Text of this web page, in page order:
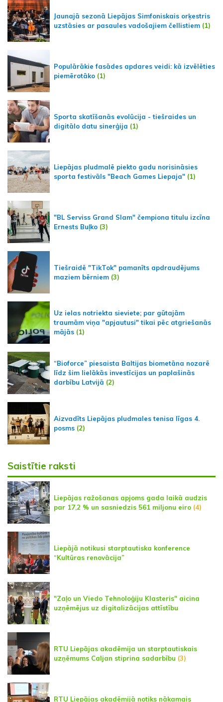
Jaunajā sezonā Liepājas Simfoniskais orķestris
uzstāsies ar pasaules vadošajiem čellistiem (1)
Populārākie fasādes apdares veidi: kā izvēlēties
piemērotāko (1)
Sporta skatīšanās evolūcija - tiešraides un
digitālo datu sinerģija (1)
Liepājas pludmalē piekto gadu norisināsies
sporta festivāls "Beach Games Liepaja" (1)
"BL Serviss Grand Slam" čempiona titulu izcīna
Ernests Buļko (3)
Tiešraidē "TikTok" pamanīts apdraudējums
maziem bērniem (3)
Uz ielas notriekta sieviete; par gūtajām
traumām viņa "apjautusi" tikai pēc atgriešanās
mājās (1)
“Bioforce” piesaista Baltijas biometāna nozarē
līdz šim lielākās investīcijas un paplašinās
darbību Latvijā (2)
Aizvadīts Liepājas pludmales tenisa līgas 4.
posms (2)
Saistītie raksti
Liepājas ražošanas apjoms gada laikā audzis
par 17,2 % un sasniedzis 561 miljonu eiro (4)
Liepājā notikusi starptautiska konference
“Kultūras renovācija”
"Zaļo un Viedo Tehnoloģiju Klasteris" aicina
uzņēmējus uz digitalizācijas attīstību
RTU Liepājas akadēmija un starptautiskais
uzņēmums Caljan stiprina sadarbību (3)
RTU Liepājas akadēmijā notiks nākamais